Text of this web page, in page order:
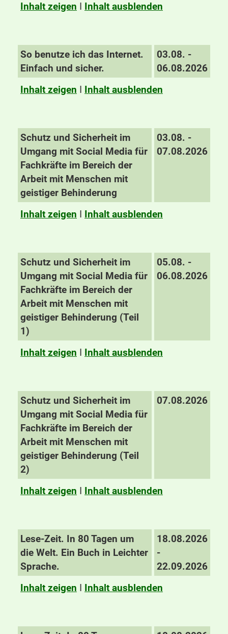
Inhalt zeigen I Inhalt ausblenden
So benutze ich das Internet.
Einfach und sicher.
03.08. -
06.08.2026
Inhalt zeigen I Inhalt ausblenden
Schutz und Sicherheit im
Umgang mit Social Media für
Fachkräfte im Bereich der
Arbeit mit Menschen mit
geistiger Behinderung
03.08. -
07.08.2026
Inhalt zeigen I Inhalt ausblenden
Schutz und Sicherheit im
Umgang mit Social Media für
Fachkräfte im Bereich der
Arbeit mit Menschen mit
geistiger Behinderung (Teil
1)
05.08. -
06.08.2026
Inhalt zeigen I Inhalt ausblenden
Schutz und Sicherheit im
Umgang mit Social Media für
Fachkräfte im Bereich der
Arbeit mit Menschen mit
geistiger Behinderung (Teil
2)
07.08.2026
Inhalt zeigen I Inhalt ausblenden
Lese-Zeit. In 80 Tagen um
die Welt. Ein Buch in Leichter
Sprache.
18.08.2026
-
22.09.2026
Inhalt zeigen I Inhalt ausblenden